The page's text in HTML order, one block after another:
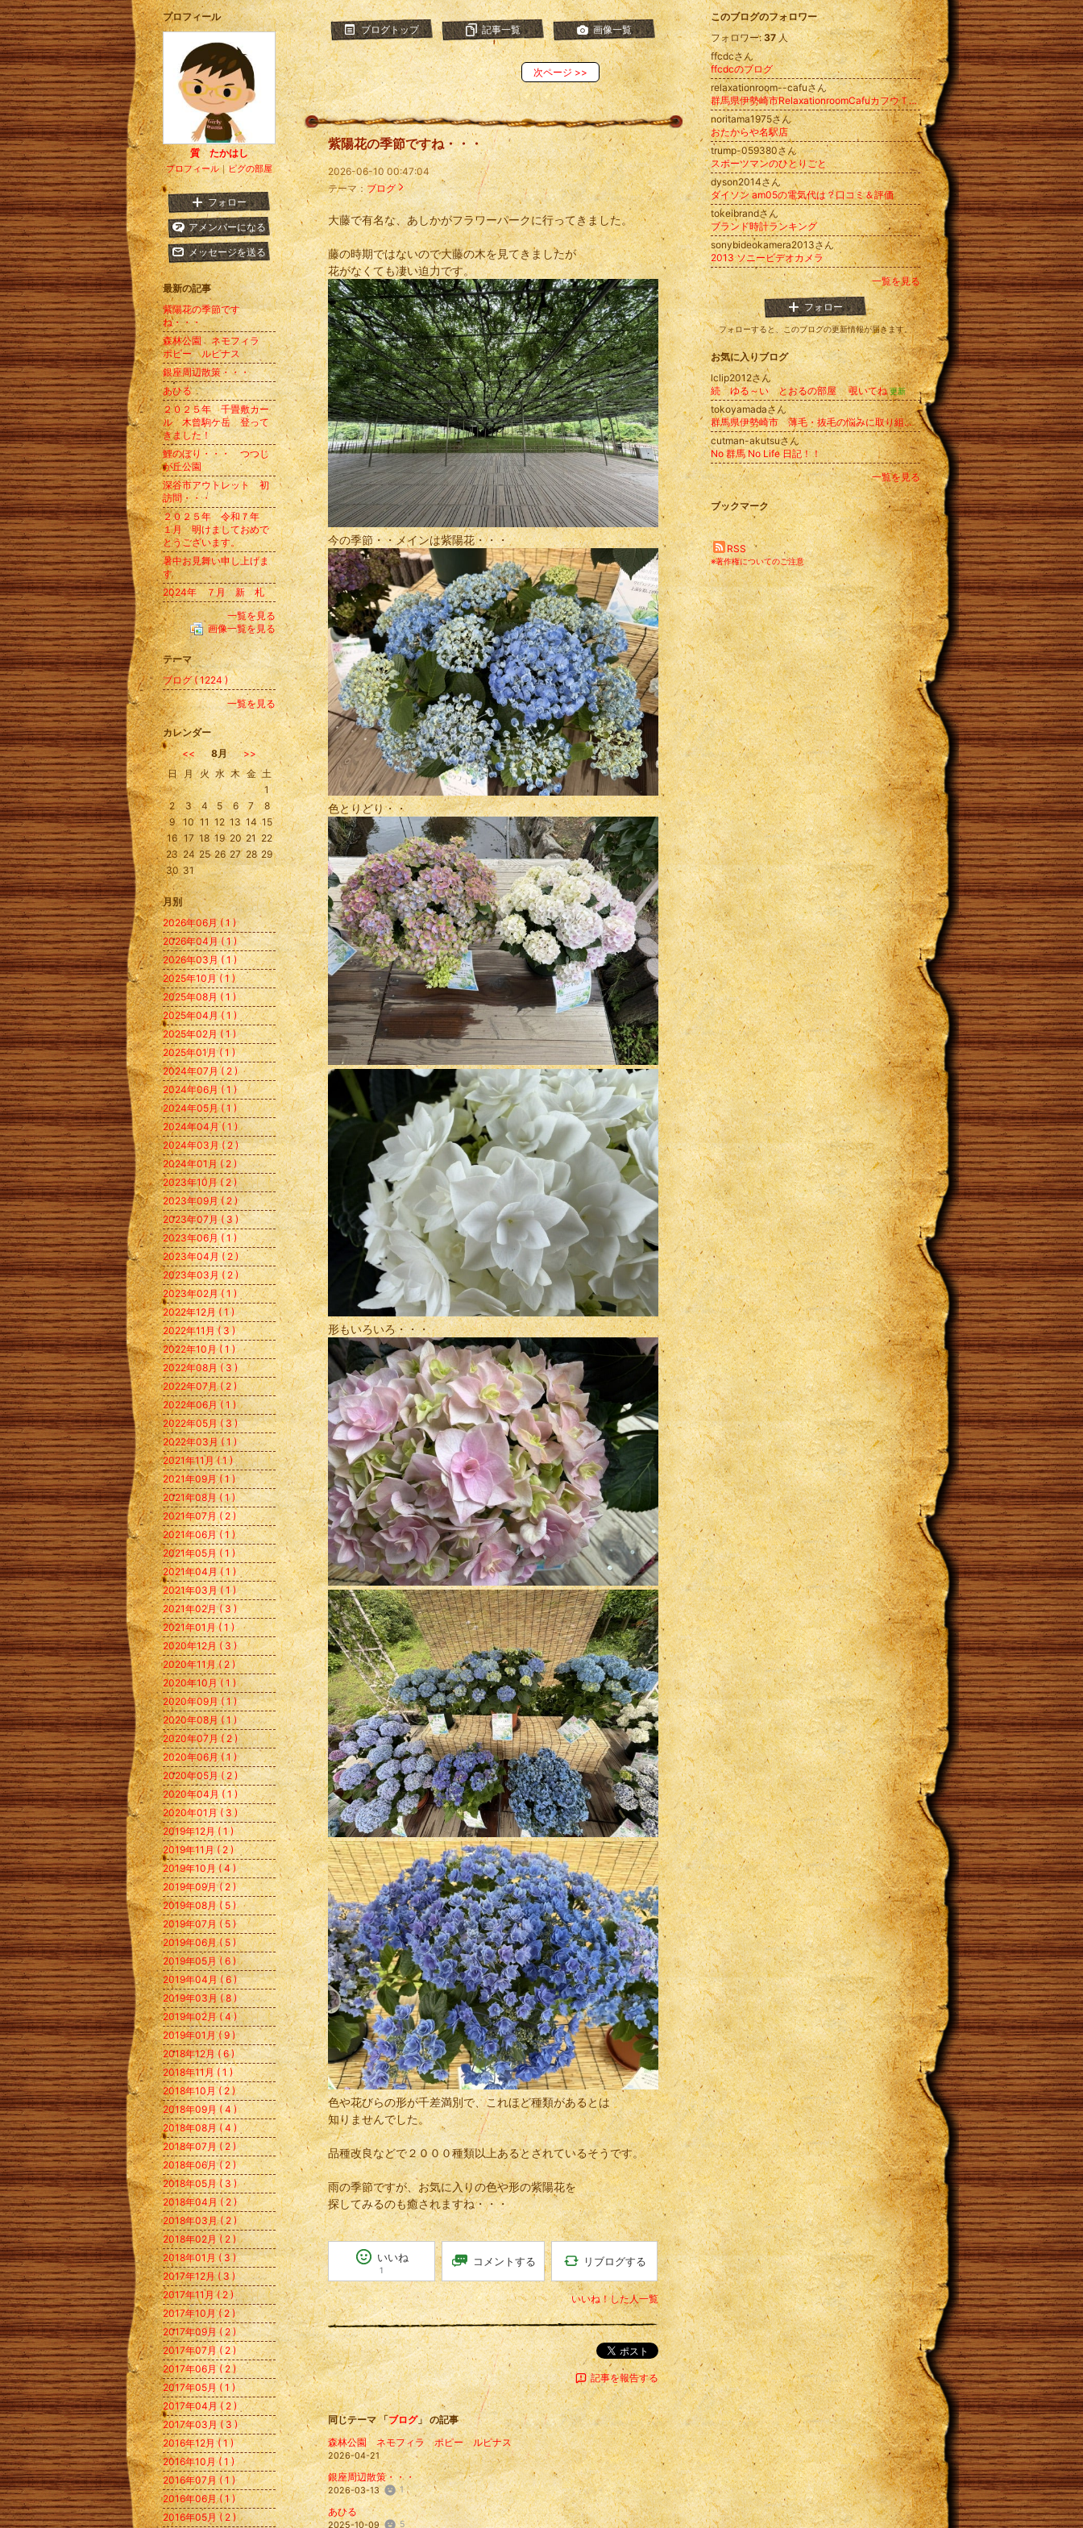
ブログトップ 記事一覧 画像一覧
次ページ >>
紫陽花の季節ですね・・・
2026-06-10 00:47:04
テーマ：ブログ
大藤で有名な、あしかがフラワーパークに行ってきました。
藤の時期ではないので大藤の木を見てきましたが
花がなくても凄い迫力です。
今の季節・・メインは紫陽花・・・
色とりどり・・
形もいろいろ・・・
色や花びらの形が千差満別で、これほど種類があるとは
知りませんでした。
品種改良などで２０００種類以上あるとされているそうです。
雨の季節ですが、お気に入りの色や形の紫陽花を
探してみるのも癒されますね・・・
いいね
1
コメントする リブログする
いいね！した人一覧
ポスト
記事を報告する
同じテーマ 「ブログ」 の記事
森林公園 ネモフィラ ポピー ルピナス
2026-04-21
銀座周辺散策・・・
2026-03-13 1
あひる
2025-10-09 5
このブログのフォロワー
フォロワー:37人
ffcdcさん
ffcdcのブログ
relaxationroom--cafuさん
群馬県伊勢崎市RelaxationroomCafuカフウＴＣカラーセラピー数秘＆カラーdeサンキャッチャーアロマクラフトリンパ
noritama1975さん
おたからや名駅店
trump-059380さん
スポーツマンのひとりごと
dyson2014さん
ダイソン am05の電気代は？口コミ＆評価
tokeibrandさん
ブランド時計ランキング
sonybideokamera2013さん
2013 ソニービデオカメラ
一覧を見る
フォロー
フォローすると、このブログの更新情報が届きます。
お気に入りブログ
lclip2012さん
続 ゆる～い とおるの部屋 覗いてね 更新
tokoyamadaさん
群馬県伊勢崎市 薄毛・抜毛の悩みに取り組む理容室のブログ
cutman-akutsuさん
No 群馬 No Life 日記！！
一覧を見る
ブックマーク
RSS
※著作権についてのご注意
プロフィール
質 たかはし
プロフィール｜ピグの部屋
フォロー
アメンバーになる
メッセージを送る
最新の記事
紫陽花の季節です
ね・・・
森林公園 ネモフィラ
ポピー ルピナス
銀座周辺散策・・・
あひる
２０２５年 千畳敷カー
ル 木曾駒ケ岳 登って
きました！
鯉のぼり・・・ つつじ
が丘公園
深谷市アウトレット 初
訪問・・・
２０２５年 令和７年
１月 明けましておめで
とうございます。
暑中お見舞い申し上げま
す
2024年 ７月 新 札
一覧を見る
画像一覧を見る
テーマ
ブログ ( 1224 )
一覧を見る
カレンダー
<<
8月
>>
日 月 火 水 木 金 土
1
2
3 4 5 6 7
8
9
10 11 12 13 14 15
16 17 18 19 20 21 22
23 24 25 26 27 28 29
30 31
月別
2026年06月 ( 1 )
2026年04月 ( 1 )
2026年03月 ( 1 )
2025年10月 ( 1 )
2025年08月 ( 1 )
2025年04月 ( 1 )
2025年02月 ( 1 )
2025年01月 ( 1 )
2024年07月 ( 2 )
2024年06月 ( 1 )
2024年05月 ( 1 )
2024年04月 ( 1 )
2024年03月 ( 2 )
2024年01月 ( 2 )
2023年10月 ( 2 )
2023年09月 ( 2 )
2023年07月 ( 3 )
2023年06月 ( 1 )
2023年04月 ( 2 )
2023年03月 ( 2 )
2023年02月 ( 1 )
2022年12月 ( 1 )
2022年11月 ( 3 )
2022年10月 ( 1 )
2022年08月 ( 3 )
2022年07月 ( 2 )
2022年06月 ( 1 )
2022年05月 ( 3 )
2022年03月 ( 1 )
2021年11月 ( 1 )
2021年09月 ( 1 )
2021年08月 ( 1 )
2021年07月 ( 2 )
2021年06月 ( 1 )
2021年05月 ( 1 )
2021年04月 ( 1 )
2021年03月 ( 1 )
2021年02月 ( 3 )
2021年01月 ( 1 )
2020年12月 ( 3 )
2020年11月 ( 2 )
2020年10月 ( 1 )
2020年09月 ( 1 )
2020年08月 ( 1 )
2020年07月 ( 2 )
2020年06月 ( 1 )
2020年05月 ( 2 )
2020年04月 ( 1 )
2020年01月 ( 3 )
2019年12月 ( 1 )
2019年11月 ( 2 )
2019年10月 ( 4 )
2019年09月 ( 2 )
2019年08月 ( 5 )
2019年07月 ( 5 )
2019年06月 ( 5 )
2019年05月 ( 6 )
2019年04月 ( 6 )
2019年03月 ( 8 )
2019年02月 ( 4 )
2019年01月 ( 9 )
2018年12月 ( 6 )
2018年11月 ( 1 )
2018年10月 ( 2 )
2018年09月 ( 4 )
2018年08月 ( 4 )
2018年07月 ( 2 )
2018年06月 ( 2 )
2018年05月 ( 3 )
2018年04月 ( 2 )
2018年03月 ( 2 )
2018年02月 ( 2 )
2018年01月 ( 3 )
2017年12月 ( 3 )
2017年11月 ( 2 )
2017年10月 ( 2 )
2017年09月 ( 2 )
2017年07月 ( 2 )
2017年06月 ( 2 )
2017年05月 ( 1 )
2017年04月 ( 2 )
2017年03月 ( 3 )
2016年12月 ( 1 )
2016年10月 ( 1 )
2016年07月 ( 1 )
2016年06月 ( 1 )
2016年05月 ( 2 )